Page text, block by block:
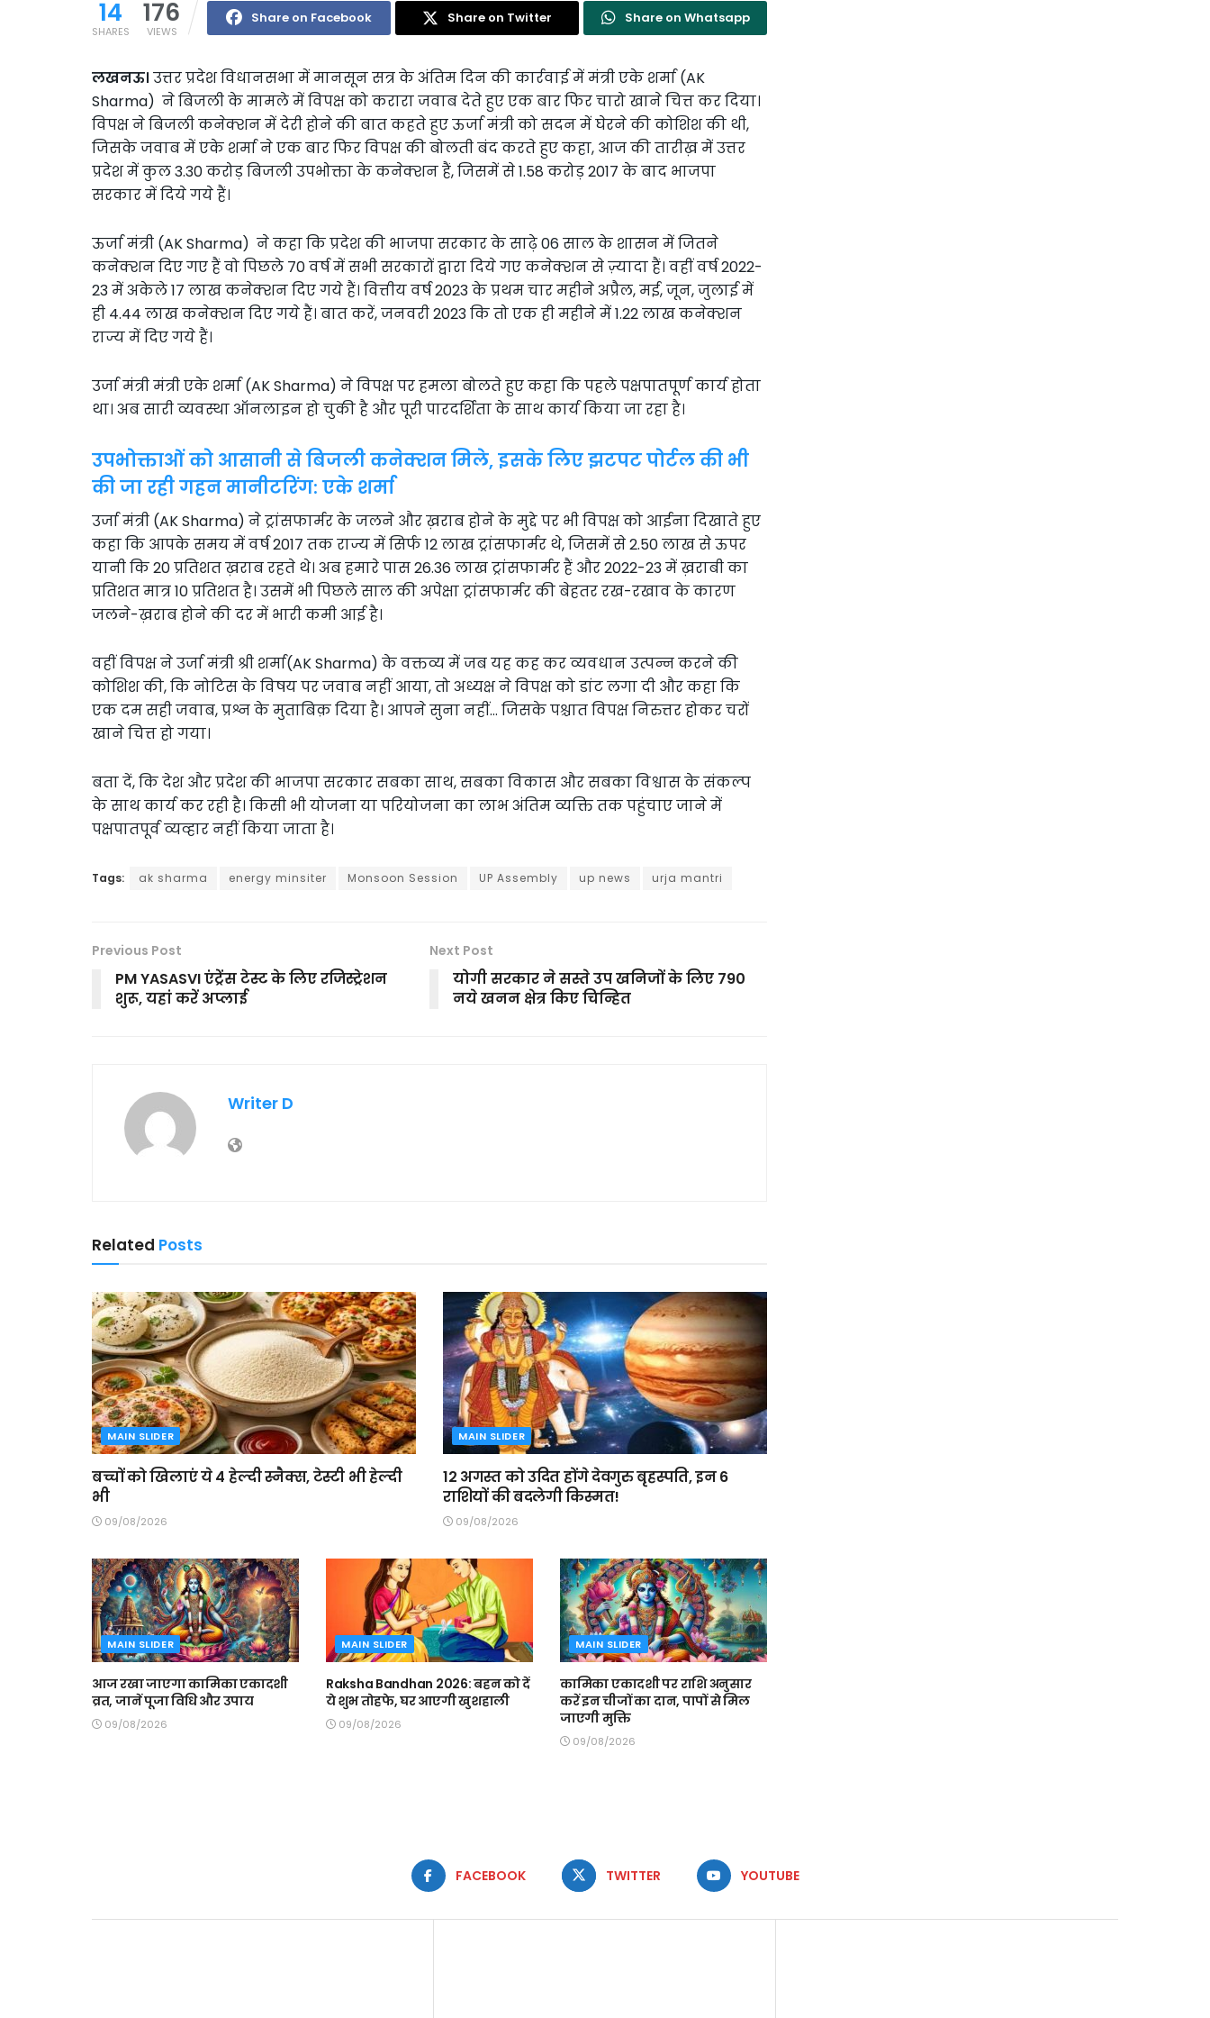
14
SHARES
176
VIEWS
Share on Facebook Share on Twitter Share on Whatsapp
लखनऊ। उत्तर प्रदेश विधानसभा में मानसून सत्र के अंतिम दिन की कार्रवाई में मंत्री एके शर्मा (AK
Sharma) ने बिजली के मामले में विपक्ष को करारा जवाब देते हुए एक बार फिर चारो खाने चित्त कर दिया।
विपक्ष ने बिजली कनेक्शन में देरी होने की बात कहते हुए ऊर्जा मंत्री को सदन में घेरने की कोशिश की थी,
जिसके जवाब में एके शर्मा ने एक बार फिर विपक्ष की बोलती बंद करते हुए कहा, आज की तारीख़ में उत्तर
प्रदेश में कुल 3.30 करोड़ बिजली उपभोक्ता के कनेक्शन हैं, जिसमें से 1.58 करोड़ 2017 के बाद भाजपा
सरकार में दिये गये हैं।
ऊर्जा मंत्री (AK Sharma) ने कहा कि प्रदेश की भाजपा सरकार के साढ़े 06 साल के शासन में जितने
कनेक्शन दिए गए हैं वो पिछले 70 वर्ष में सभी सरकारों द्वारा दिये गए कनेक्शन से ज़्यादा हैं। वहीं वर्ष 2022-
23 में अकेले 17 लाख कनेक्शन दिए गये हैं। वित्तीय वर्ष 2023 के प्रथम चार महीने अप्रैल, मई, जून, जुलाई में
ही 4.44 लाख कनेक्शन दिए गये हैं। बात करें, जनवरी 2023 कि तो एक ही महीने में 1.22 लाख कनेक्शन
राज्य में दिए गये हैं।
उर्जा मंत्री मंत्री एके शर्मा (AK Sharma) ने विपक्ष पर हमला बोलते हुए कहा कि पहले पक्षपातपूर्ण कार्य होता
था। अब सारी व्यवस्था ऑनलाइन हो चुकी है और पूरी पारदर्शिता के साथ कार्य किया जा रहा है।
उपभोक्ताओं को आसानी से बिजली कनेक्शन मिले, इसके लिए झटपट पोर्टल की भी
की जा रही गहन मानीटरिंग: एके शर्मा
उर्जा मंत्री (AK Sharma) ने ट्रांसफार्मर के जलने और ख़राब होने के मुद्दे पर भी विपक्ष को आईना दिखाते हुए
कहा कि आपके समय में वर्ष 2017 तक राज्य में सिर्फ 12 लाख ट्रांसफार्मर थे, जिसमें से 2.50 लाख से ऊपर
यानी कि 20 प्रतिशत ख़राब रहते थे। अब हमारे पास 26.36 लाख ट्रांसफार्मर हैं और 2022-23 में ख़राबी का
प्रतिशत मात्र 10 प्रतिशत है। उसमें भी पिछले साल की अपेक्षा ट्रांसफार्मर की बेहतर रख-रखाव के कारण
जलने-ख़राब होने की दर में भारी कमी आई है।
वहीं विपक्ष ने उर्जा मंत्री श्री शर्मा(AK Sharma) के वक्तव्य में जब यह कह कर व्यवधान उत्पन्न करने की
कोशिश की, कि नोटिस के विषय पर जवाब नहीं आया, तो अध्यक्ष ने विपक्ष को डांट लगा दी और कहा कि
एक दम सही जवाब, प्रश्न के मुताबिक़ दिया है। आपने सुना नहीं… जिसके पश्चात विपक्ष निरुत्तर होकर चरों
खाने चित्त हो गया।
बता दें, कि देश और प्रदेश की भाजपा सरकार सबका साथ, सबका विकास और सबका विश्वास के संकल्प
के साथ कार्य कर रही है। किसी भी योजना या परियोजना का लाभ अंतिम व्यक्ति तक पहुंचाए जाने में
पक्षपातपूर्व व्यव्हार नहीं किया जाता है।
Tags: ak sharma energy minsiter Monsoon Session UP Assembly up news urja mantri
Previous Post
PM YASASVI एंट्रेंस टेस्ट के लिए रजिस्ट्रेशन
शुरू, यहां करें अप्लाई
Next Post
योगी सरकार ने सस्ते उप खनिजों के लिए 790
नये खनन क्षेत्र किए चिन्हित
Writer D
Related Posts
MAIN SLIDER
बच्चों को खिलाएं ये 4 हेल्दी स्नैक्स, टेस्टी भी हेल्दी
भी
09/08/2026
MAIN SLIDER
12 अगस्त को उदित होंगे देवगुरु बृहस्पति, इन 6
राशियों की बदलेगी किस्मत!
09/08/2026
MAIN SLIDER
आज रखा जाएगा कामिका एकादशी
व्रत, जानें पूजा विधि और उपाय
09/08/2026
MAIN SLIDER
Raksha Bandhan 2026: बहन को दें
ये शुभ तोहफे, घर आएगी खुशहाली
09/08/2026
MAIN SLIDER
कामिका एकादशी पर राशि अनुसार
करें इन चीजों का दान, पापों से मिल
जाएगी मुक्ति
09/08/2026
FACEBOOK TWITTER YOUTUBE